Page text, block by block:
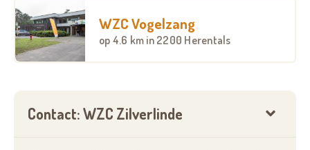
WZC Vogelzang
op 4.6 km in 2200 Herentals
Contact: WZC Zilverlinde